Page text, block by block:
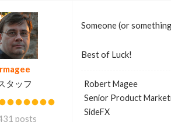
rmagee
タッフ
posts
Someone (or
Best of Luck!
Robert Magee
Senior Product
SideFX